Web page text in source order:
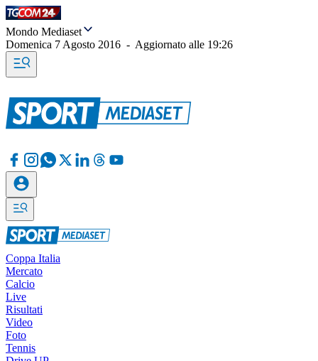
Mondo Mediaset
Domenica 7 Agosto 2016 - Aggiornato alle 19:26
Coppa Italia
Mercato
Calcio
Live
Risultati
Video
Foto
Tennis